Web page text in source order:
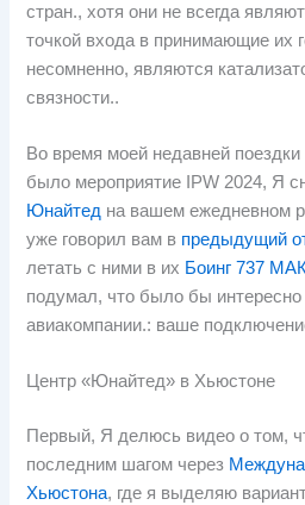
стран., хотя они не всегда
точкой входа в принимающие их
несомненно, являются
связности..
Во время моей недавней
было мероприятие IPW 2024, Я
Юнайтед на вашем ежедневном
уже говорил вам в предыдущий
летать с ними в их Боинг 737
подумал, что было бы
авиакомпании.: ваше
Центр «Юнайтед» в Хьюстоне
Первый, Я делюсь видео о том,
последним шагом через
Хьюстона, где я выделяю